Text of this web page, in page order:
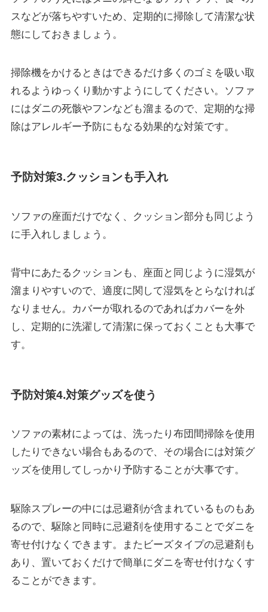
スなどが落ちやすいため、定期的に掃除して清潔な状
態にしておきましょう。
掃除機をかけるときはできるだけ多くのゴミを吸い取
れるようゆっくり動かすようにしてください。
ソファ
にはダニの死骸やフンなども溜まるので、定期的な掃
除はアレルギー予防にもなる効果的な対策です。
予防対策3.クッションも手入れ
ソファの座面だけでなく、クッション部分も同じよう
に手入れしましょう。
背中にあたるクッションも、座面と同じように湿気が
溜まりやすいので、適度に関して湿気をとらなければ
なりません。
カバーが取れるのであればカバーを外
し、定期的に洗濯して清潔に保っておくことも大事で
す。
予防対策4.対策グッズを使う
ソファの素材によっては、洗ったり布団間掃除を使用
したりできない場合もあるので、その場合には対策グ
ッズを使用してしっかり予防することが大事です。
駆除スプレーの中には忌避剤が含まれている ものもあ
るので、駆除と同時に忌避剤を使用することでダニを
寄せ付けなくできます。
またビーズタイプの忌避剤も
あり、置いておくだけで簡単にダニを寄せ付けなくす
ることができます。